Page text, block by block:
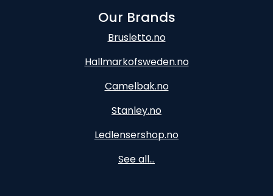
Our Brands
Brusletto.no
Hallmarkofsweden.no
Camelbak.no
Stanley.no
Ledlensershop.no
See all...